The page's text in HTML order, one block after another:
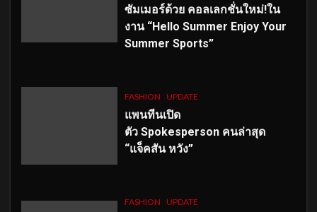
ซัมเมอร์ด้วย คอลเลกชั่นใหม่!ใน
งาน “Hello Summer Enjoy Your
Summer Sports”
FASHION UPDATE
แพนทีนเปิด
ตัว Spokesperson คนล่าสุด
“แจ็คสัน หวัง”
FASHION UPDATE